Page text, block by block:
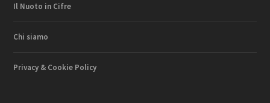
Il Nuoto in Cifre
Chi siamo
Privacy & Cookie Policy